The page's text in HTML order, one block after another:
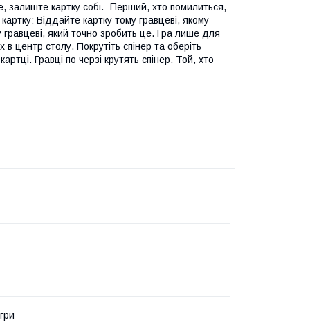
залиште картку собі. -Перший, хто помилиться,
Віддайте картку тому гравцеві, якому
який точно зробить це. Гра лише для
центр столу. Покрутіть спінер та оберіть
Гравці по черзі крутять спінер. Той, хто